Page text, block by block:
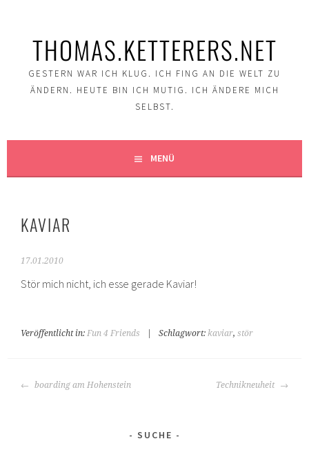
THOMAS.KETTERERS.NET
GESTERN WAR ICH KLUG. ICH FING AN DIE WELT ZU
ÄNDERN. HEUTE BIN ICH MUTIG. ICH ÄNDERE MICH
SELBST.
MENÜ
KAVIAR
17.01.2010
Stör mich nicht, ich esse gerade Kaviar!
Veröffentlicht in:Fun 4 Friends Schlagwort:kaviar,stör
BEITRAGS-
boarding am Hohenstein Technikneuheit
SUCHE